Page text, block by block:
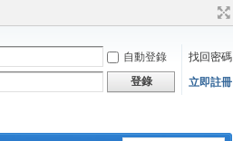
自動登錄
找回密碼
登錄
立即註冊